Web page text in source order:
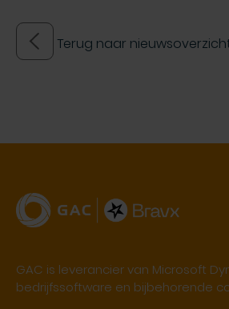
Terug naar
GAC is leverancier van Microsoft
bedrijfssoftware en bijbehorende